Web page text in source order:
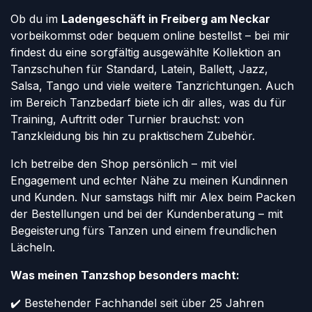
Ob du im Ladengeschäft in Freiberg am Neckar
vorbeikommst oder bequem online bestellst – bei mir
findest du eine sorgfältig ausgewählte Kollektion an
Tanzschuhen für Standard, Latein, Ballett, Jazz,
Salsa, Tango und viele weitere Tanzrichtungen. Auch
im Bereich Tanzbedarf biete ich dir alles, was du für
Training, Auftritt oder Turnier brauchst: von
Tanzkleidung bis hin zu praktischem Zubehör.
Ich betreibe den Shop persönlich – mit viel
Engagement und echter Nähe zu meinen Kundinnen
und Kunden. Nur samstags hilft mir Alex beim Packen
der Bestellungen und bei der Kundenberatung – mit
Begeisterung fürs Tanzen und einem freundlichen
Lächeln.
Was meinen Tanzshop besonders macht:
✔️ Bestehender Fachhandel seit über 25 Jahren